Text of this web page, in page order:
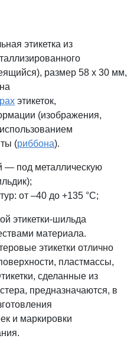
этикетка из
размер 58 x 30 мм,
этикеток,
(изображения,
(риббона).
— под металлическую
;
от –40 до +135 °С;
этикетки-шильда
материала.
этикетки отлично
пластмассы,
сделанные из
предназначаются, в
и маркировки